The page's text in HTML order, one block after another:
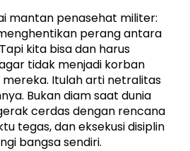
mantan penasehat militer:
perang antara
kita bisa dan harus
tidak menjadi korban
Itulah arti netralitas
Bukan diam saat dunia
cerdas dengan rencana
tegas, dan eksekusi disiplin
bangsa sendiri.